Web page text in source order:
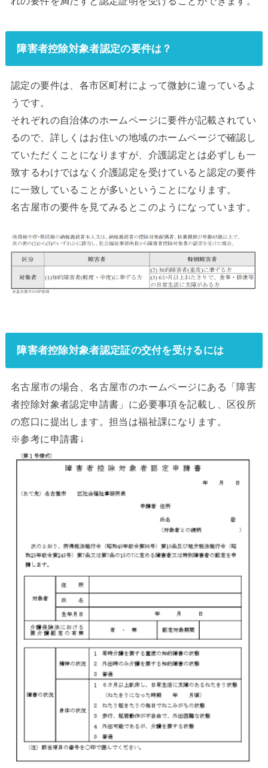
障害者控除対象者認定の要件は？
認定の要件は、各市区町村によって微妙に違っているよ
うです。
それぞれの自治体のホームページに要件が記載されてい
るので、詳しくはお住いの地域のホームページで確認し
ていただくことになりますが、介護認定とは必ずしも一
致するわけではなく介護認定を受けていると認定の要件
に一致していることが多いということになります。
名古屋市の要件を見てみるとこのようになっています。
障害者控除対象者認定証の交付を受けるには
名古屋市の場合、名古屋市のホームページにある「障害
者控除対象者認定申請書」に必要事項を記載し、区役所
の窓口に提出します。担当は福祉課になります。
※参考に申請書↓